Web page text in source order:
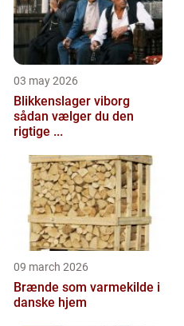
03 may 2026
Blikkenslager viborg
sådan vælger du den
rigtige ...
09 march 2026
Brænde som varmekilde i
danske hjem